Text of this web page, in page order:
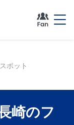
ポット
崎のフ